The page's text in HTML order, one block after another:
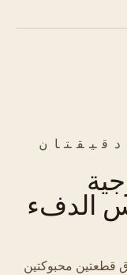
الدفء
محبوكتين